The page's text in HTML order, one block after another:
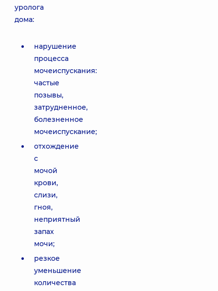
уролога
дома:
нарушение
процесса
мочеиспускания:
частые
позывы,
затрудненное,
болезненное
мочеиспускание;
отхождение
с
мочой
крови,
слизи,
гноя,
неприятный
запах
мочи;
резкое
уменьшение
количества